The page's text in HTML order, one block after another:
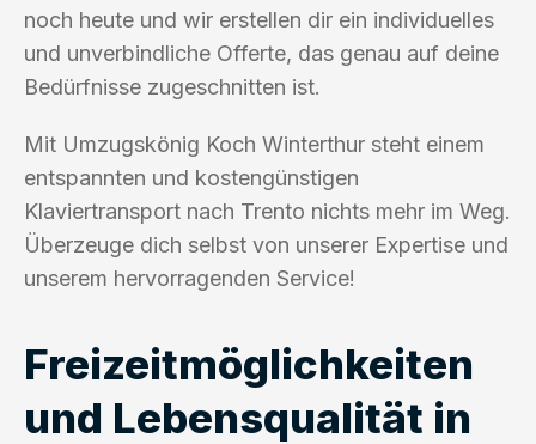
noch heute und wir erstellen dir ein individuelles
und unverbindliche Offerte, das genau auf deine
Bedürfnisse zugeschnitten ist.
Mit Umzugskönig Koch Winterthur steht einem
entspannten und kostengünstigen
Klaviertransport nach Trento nichts mehr im Weg.
Überzeuge dich selbst von unserer Expertise und
unserem hervorragenden Service!
Freizeitmöglichkeiten
und Lebensqualität in